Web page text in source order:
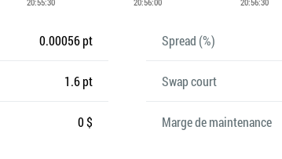
0.00056 pt Spread (%)
1.6 pt Swap court
0 $ Marge de maintenance